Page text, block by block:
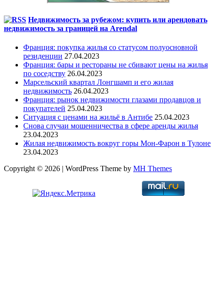
Недвижимость за рубежом: купить или арендовать
недвижимость за границей на Arendal
Франция: покупка жилья со статусом полуосновной
резиденции 27.04.2023
Франция: бары и рестораны не сбивают цены на жилья
по соседству 26.04.2023
Марсельский квартал Лонгшамп и его жилая
недвижимость 26.04.2023
Франция: рынок недвижимости глазами продавцов и
покупателей 25.04.2023
Ситуация с ценами на жильё в Антибе 25.04.2023
Снова случаи мошенничества в сфере аренды жилья
23.04.2023
Жилая недвижимость вокруг горы Мон-Фарон в Тулоне
23.04.2023
Copyright © 2026 | WordPress Theme by MH Themes